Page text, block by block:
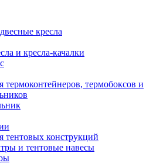
кресла
и кресла-качалки
термоконтейнеров, термобоксов и
тентовых конструкций
и тентовые навесы